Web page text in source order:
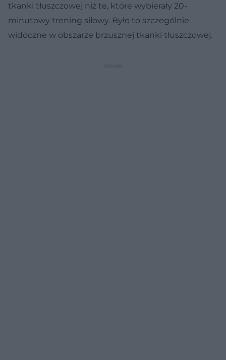
tkanki tłuszczowej niż te, które wybierały 20-
minutowy trening siłowy. Było to szczególnie
widoczne w obszarze brzusznej tkanki tłuszczowej.